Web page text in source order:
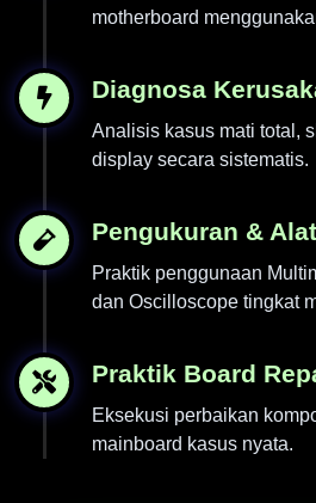
motherboard
Diagnosa
Analisis kasus mati total,
display secara sistematis.
Pengukuran &
Praktik penggunaan
dan Oscilloscope tingkat
Praktik Board
Eksekusi perbaikan
mainboard kasus nyata.